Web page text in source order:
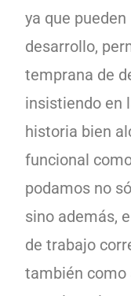
ya que
desarrollo,
temprana de
insistiendo en
historia bien
funcional
podamos no
sino además,
de trabajo
también como